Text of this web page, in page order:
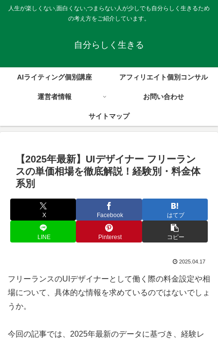
人生が楽しくない,面白くない,つまらない人が少しでも自分らしく生きるため
の考え方をご紹介しています。
自分らしく生きる
AIライティング個別講座 アフィリエイト個別コンサル
運営者情報 お問い合わせ
サイトマップ
【2025年最新】UIデザイナー フリーラン
スの単価相場を徹底解説！経験別・料金体
系別
X Facebook はてブ
LINE Pinterest コピー
2025.04.17
フリーランスのUIデザイナーとして働く際の料金設定や相
場について、具体的な情報を求めているのではないでしょ
うか。
今回の記事では、2025年最新のデータに基づき、経験レ